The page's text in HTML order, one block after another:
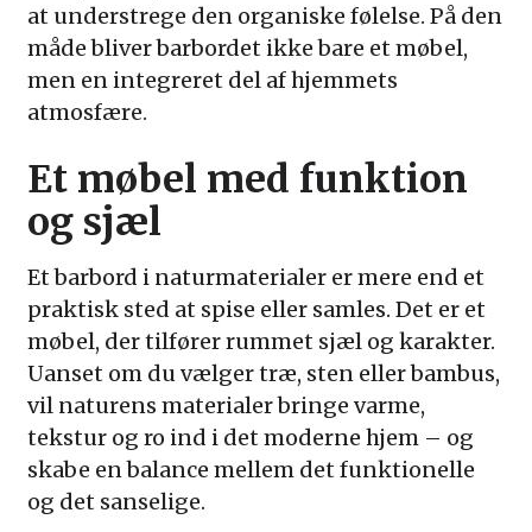
at understrege den organiske følelse. På den
måde bliver barbordet ikke bare et møbel,
men en integreret del af hjemmets
atmosfære.
Et møbel med funktion
og sjæl
Et barbord i naturmaterialer er mere end et
praktisk sted at spise eller samles. Det er et
møbel, der tilfører rummet sjæl og karakter.
Uanset om du vælger træ, sten eller bambus,
vil naturens materialer bringe varme,
tekstur og ro ind i det moderne hjem – og
skabe en balance mellem det funktionelle
og det sanselige.